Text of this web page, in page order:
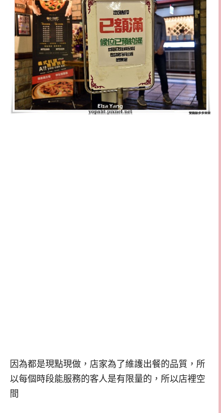
因為都是現點現做，店家為了維護出餐的品質，所
以每個時段能服務的客人是有限量的，所以店裡空
間